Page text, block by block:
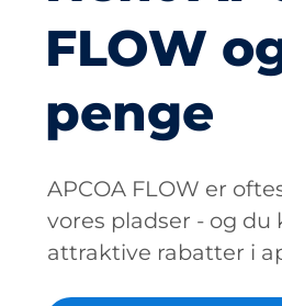
FLOW
penge
APCOA FLOW er
vores pladser - og du
attraktive rabatter i